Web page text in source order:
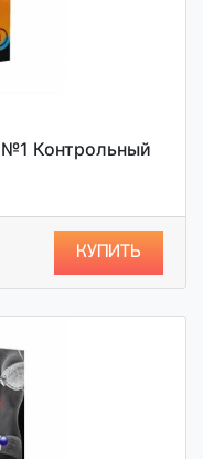
№1 Контрольный
КУПИТЬ